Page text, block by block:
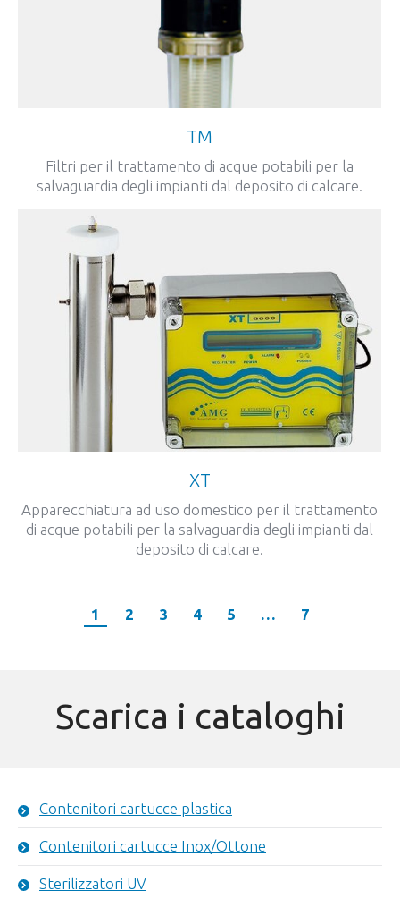
TM
Filtri per il trattamento di acque potabili per la
salvaguardia degli impianti dal deposito di calcare.
XT
Apparecchiatura ad uso domestico per il trattamento
di acque potabili per la salvaguardia degli impianti dal
deposito di calcare.
1 2 3 4 5 … 7
Scarica i cataloghi
Contenitori cartucce plastica
Contenitori cartucce Inox/Ottone
Sterilizzatori UV